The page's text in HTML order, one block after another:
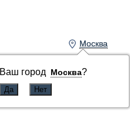
Москва
Ваш город Москва?
Москва
Ваш город Москва?